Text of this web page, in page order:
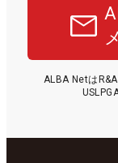
ALBA Netは